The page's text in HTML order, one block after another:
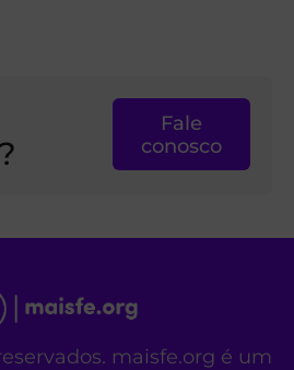
Fale
conosco
maisfe.org é um